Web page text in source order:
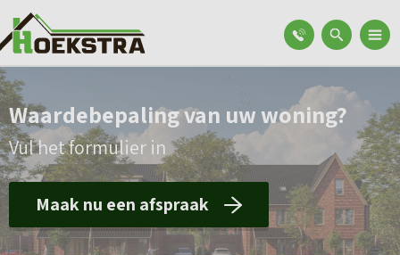
Waardebepaling van uw woning?
Vul het formulier in
Maak nu een afspraak